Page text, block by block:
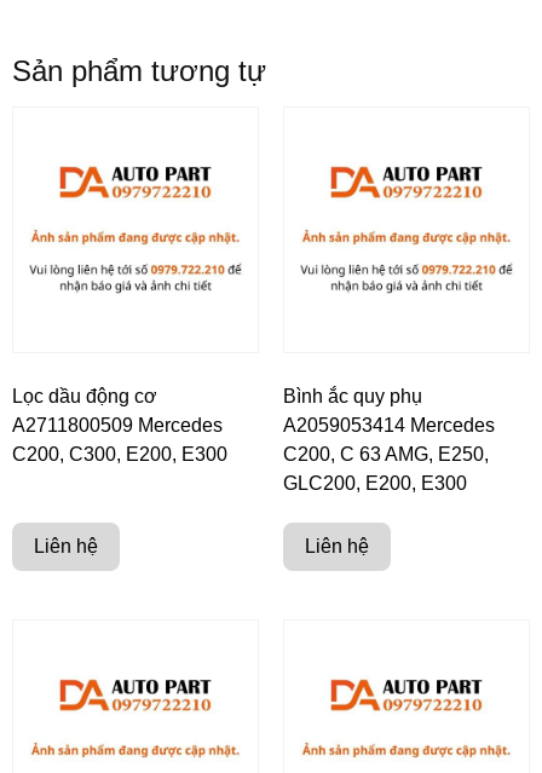
Sản phẩm tương tự
Lọc dầu động cơ
A2711800509 Mercedes
C200, C300, E200, E300
Liên hệ
Bình ắc quy phụ
A2059053414 Mercedes
C200, C 63 AMG, E250,
GLC200, E200, E300
Liên hệ